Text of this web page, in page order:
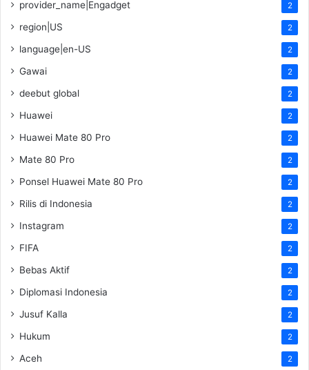
provider_name|Engadget 2
region|US 2
language|en-US 2
Gawai 2
deebut global 2
Huawei 2
Huawei Mate 80 Pro 2
Mate 80 Pro 2
Ponsel Huawei Mate 80 Pro 2
Rilis di Indonesia 2
Instagram 2
FIFA 2
Bebas Aktif 2
Diplomasi Indonesia 2
Jusuf Kalla 2
Hukum 2
Aceh 2